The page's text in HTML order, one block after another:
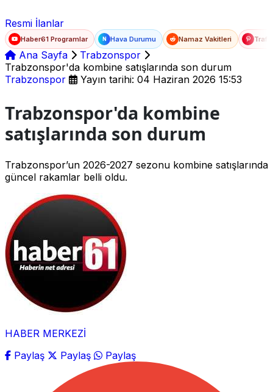
Resmi İlanlar
Haber61 Programlar N Hava Durumu Namaz Vakitleri
Ana Sayfa
Trabzonspor
Trabzonspor'da kombine satışlarında son durum
Trabzonspor
Yayın tarihi: 04 Haziran 2026 15:53
Trabzonspor'da kombine
satışlarında son durum
Trabzonspor’un 2026-2027 sezonu kombine satışlarında
güncel rakamlar belli oldu.
HABER MERKEZİ
Paylaş
Paylaş Paylaş